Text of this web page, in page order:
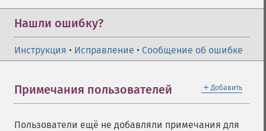
Нашли ошибку?
Инструкция • Исправление • Сообщение об ошибке
＋ Добавить
Примечания пользователей
Пользователи ещё не добавляли примечания для